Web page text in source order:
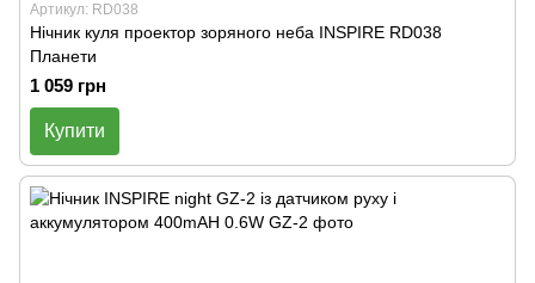
Артикул: RD038
Нічник куля проектор зоряного неба INSPIRE RD038
Планети
1 059 грн
Купити